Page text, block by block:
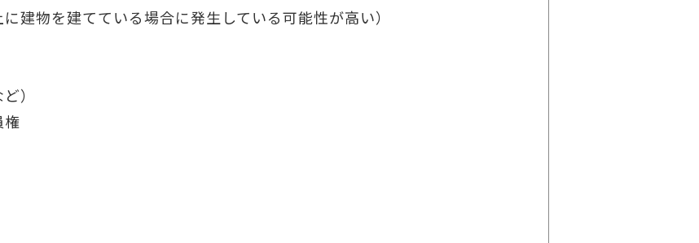
建物を建てている場合に発生している可能性が高い）
）
権